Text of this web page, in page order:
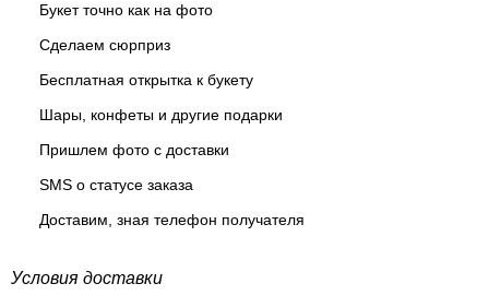
Букет точно как на фото
Сделаем сюрприз
Бесплатная открытка к букету
Шары, конфеты и другие подарки
Пришлем фото с доставки
SMS о статусе заказа
Доставим, зная телефон получателя
Условия доставки